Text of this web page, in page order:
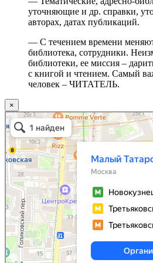
уточняющие и др. справки,
авторах, датах публикаций.
— С течением времени
библиотека, сотрудники.
библиотеки, ее миссия –
с книгой и чтением. Самый
человек – ЧИТАТЕЛЬ.
×
Москва
Малый Татарский переулок, 8 на карте Москвы,
Яндекс.Карты